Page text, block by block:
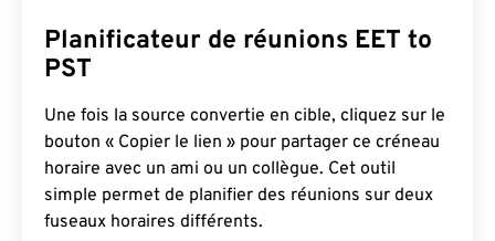
Planificateur de réunions EET to
PST
Une fois la source convertie en cible, cliquez sur le
bouton « Copier le lien » pour partager ce créneau
horaire avec un ami ou un collègue. Cet outil
simple permet de planifier des réunions sur deux
fuseaux horaires différents.